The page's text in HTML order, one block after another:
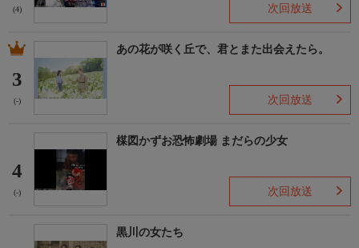
(4) 次回放送
3
(-)
あの花が咲く丘で、君とまた出会えたら。
次回放送
4
(-)
楳図かずお恐怖劇場 まだらの少女
次回放送
黒川の女たち